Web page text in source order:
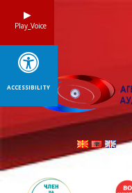
Play_Voice
ACCESSIBILITY